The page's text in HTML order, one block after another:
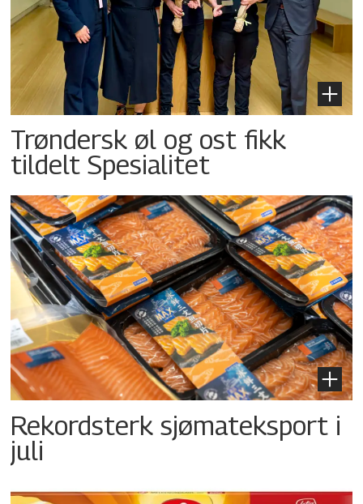
Trøndersk øl og ost fikk
tildelt Spesialitet
Rekordsterk sjømateksport i
juli